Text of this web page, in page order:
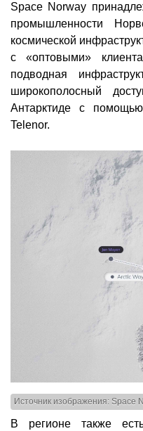
Space Norway
промышленности
космической
с «оптовыми»
подводная
широкополосный
Антарктиде с
Telenor.
Источник изображения: Space
В регионе также